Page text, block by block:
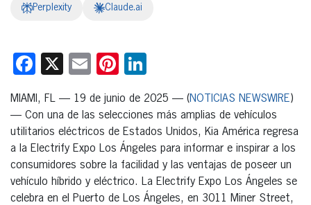
Perplexity Claude.ai
Facebook
X EmailPinterest
MIAMI, FL — 19 de junio de 2025 — (NOTICIAS NEWSWIRE)
— Con una de las selecciones más amplias de vehículos
utilitarios eléctricos de Estados Unidos, Kia América regresa
a la Electrify Expo Los Ángeles para informar e inspirar a los
consumidores sobre la facilidad y las ventajas de poseer un
vehículo híbrido y eléctrico. La Electrify Expo Los Ángeles se
celebra en el Puerto de Los Ángeles, en 3011 Miner Street,